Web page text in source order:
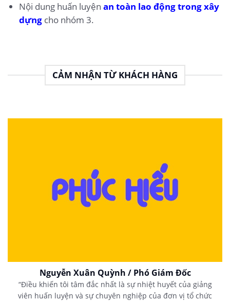
Nội dung huấn luyện an toàn lao động trong xây
dựngcho nhóm 3.
CẢM NHẬN TỪ KHÁCH HÀNG
Nguyễn Xuân Quỳnh / Phó Giám Đốc
“Điều khiến tôi tâm đắc nhất là sự nhiệt huyết của giảng
viên huấn luyện và sự chuyên nghiệp của đơn vị tổ chức